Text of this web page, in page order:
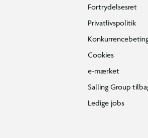
Fortrydelsesret
Privatlivspolitik
Cookies
e-mærket
Salling Group
Ledige jobs